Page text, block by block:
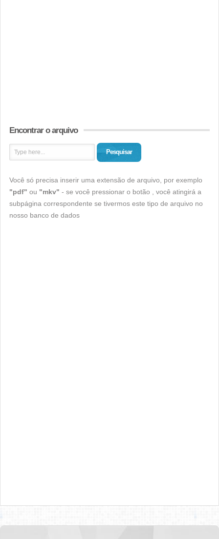
Encontrar o arquivo
Pesquisar
Você só precisa inserir uma extensão de arquivo, por exemplo
"pdf" ou "mkv" - se você pressionar o botão , você atingirá a
subpágina correspondente se tivermos este tipo de arquivo no
nosso banco de dados